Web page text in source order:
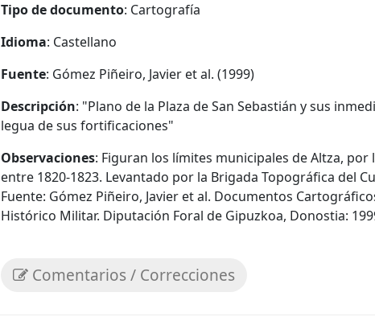
Tipo de documento: Cartografía
Idioma: Castellano
Fuente: Gómez Piñeiro, Javier et al. (1999)
Descripción: "Plano de la Plaza de San Sebastián y sus
legua de sus fortificaciones"
Observaciones: Figuran los límites municipales de Altza,
entre 1820-1823. Levantado por la Brigada Topográfica del
Fuente: Gómez Piñeiro, Javier et al. Documentos
Histórico Militar. Diputación Foral de Gipuzkoa, Donostia:
Comentarios / Correcciones